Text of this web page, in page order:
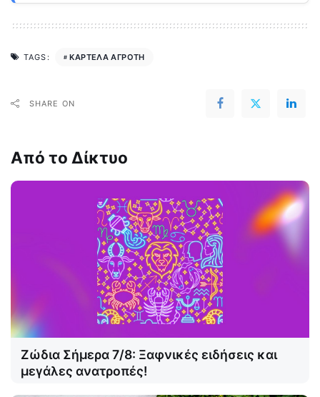
TAGS: ΚΑΡΤΕΛΑ ΑΓΡΟΤΗ
SHARE ON
Από το Δίκτυο
Ζώδια Σήμερα 7/8: Ξαφνικές ειδήσεις και
μεγάλες ανατροπές!